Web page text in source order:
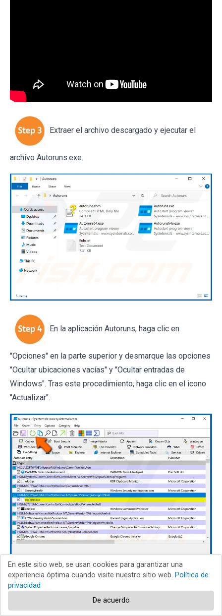
Extraer el archivo descargado y ejecutar el
archivo Autoruns.exe.
En la aplicación Autoruns, haga clic en
"Opciones" en la parte superior y desmarque las opciones
"Ocultar ubicaciones vacías" y "Ocultar entradas de
Windows". Tras este procedimiento, haga clic en el icono
"Actualizar".
En este sitio web, se usan cookies para garantizar una
experiencia óptima cuando visite nuestro sitio web. Política de
privacidad
De acuerdo